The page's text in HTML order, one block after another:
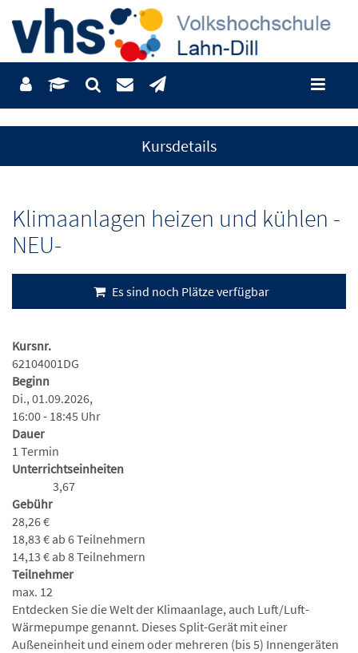
Kursdetails
Klimaanlagen heizen und kühlen -
NEU-
Es sind noch Plätze verfügbar
Kursnr.
62104001DG
Beginn
Di., 01.09.2026,
16:00 - 18:45 Uhr
Dauer
1 Termin
Unterrichtseinheiten
3,67
Gebühr
28,26 €
18,83 € ab 6 Teilnehmern
14,13 € ab 8 Teilnehmern
Teilnehmer
max. 12
Entdecken Sie die Welt der Klimaanlage, auch Luft/Luft-
Wärmepumpe genannt. Dieses Split-Gerät mit einer
Außeneinheit und einem oder mehreren (bis 5) Innengeräten